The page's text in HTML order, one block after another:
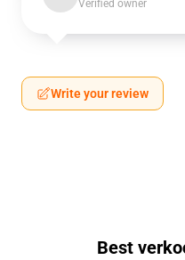
Verified owner
Write your review
Best